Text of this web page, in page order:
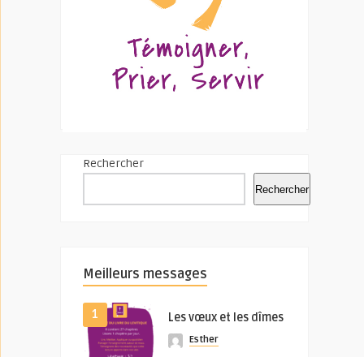
Rechercher
Rechercher
Meilleurs messages
1 Les vœux et les dîmes
Esther